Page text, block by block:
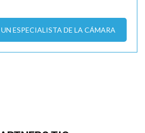
ESPECIALISTA DE LA CÁMARA